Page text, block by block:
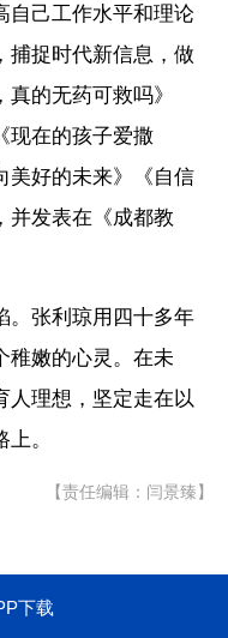
自己工作水平和理论
捕捉时代新信息，做
的无药可救吗》
现在的孩子爱撒
美好的未来》《自信
并发表在《成都教
。张利琼用四十多年
稚嫩的心灵。在未
人理想，坚定走在以
。
【责任编辑：闫景臻】
下载